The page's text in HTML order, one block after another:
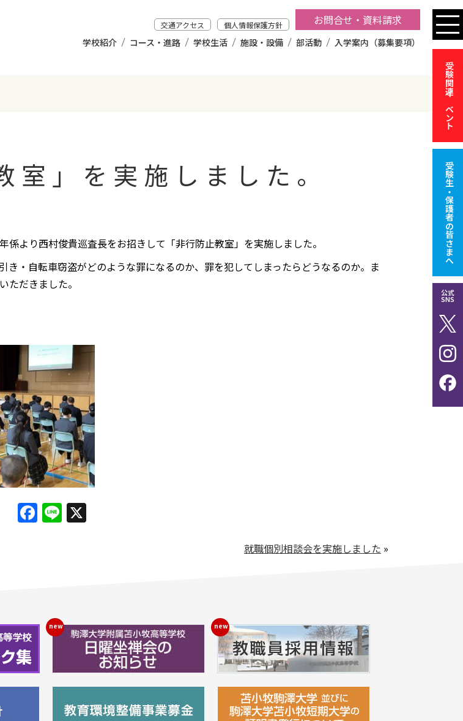
交通アクセス 個人情報保護方針 お問合せ・資料請求
学校紹介 コース・進路 学校生活 施設・設備 部活動 入学案内（募集要項）
受験関連イベント
受験生・保護者の皆さまへ
公式
SNS
」を実施しました。
より西村俊貴巡査長をお招きして「非行防止教室」を実施しました。
・自転車窃盗がどのような罪になるのか、罪を犯してしまったらどうなるのか。ま
ただきました。
Facebook
Line
就職個別相談会を実施しました »